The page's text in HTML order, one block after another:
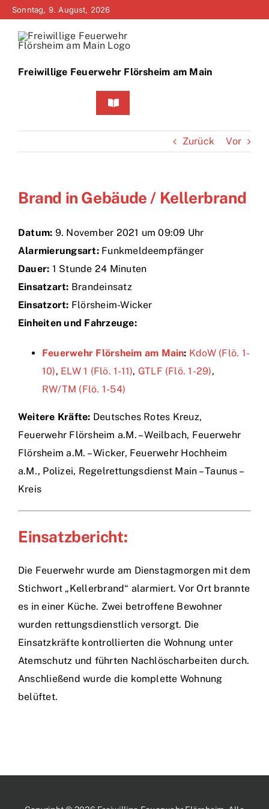
Zum
springen
Sonntag, 9. August, 2026
Freiwillige Feuerwehr Flörsheim am Main
Toggle
Home
Bürgerinfo
Über uns
Technik
Zurück Vor
Brand in Gebäude / Kellerbrand
Datum: 9. November 2021 um 09:09 Uhr
Alarmierungsart:Funkmeldeempfänger
Dauer: 1 Stunde 24 Minuten
Einsatzart: Brandeinsatz
Einsatzort: Flörsheim-Wicker
Einheiten und Fahrzeuge:
Feuerwehr Flörsheim am Main: KdoW (Flö. 1-
10), ELW 1 (Flö. 1-11), GTLF (Flö. 1-29),
RW/TM (Flö. 1-54)
Weitere Kräfte: Deutsches Rotes Kreuz,
Feuerwehr Flörsheim a.M. – Weilbach, Feuerwehr
Flörsheim a.M. – Wicker, Feuerwehr Hochheim
a.M., Polizei, Regelrettungsdienst Main – Taunus –
Kreis
Einsatzbericht:
Die Feuerwehr wurde am Dienstagmorgen mit dem
Stichwort „Kellerbrand“ alarmiert. Vor Ort brannte
es in einer Küche. Zwei betroffene Bewohner
wurden rettungsdienstlich versorgt. Die
Einsatzkräfte kontrollierten die Wohnung unter
Atemschutz und führten Nachlöscharbeiten durch.
Anschließend wurde die komplette Wohnung
belüftet.